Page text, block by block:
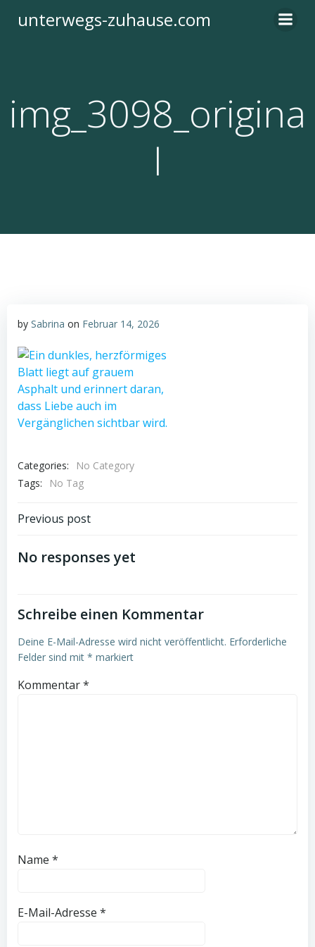
Inhalt
unterwegs-zuhause.com
img_3098_origina
l
by Sabrina on Februar 14, 2026
Categories:
No Category
Tags:
No Tag
Post
navigation
Previous post
No responses yet
Schreibe einen Kommentar
Deine E-Mail-Adresse wird nicht veröffentlicht. Erforderliche
Felder sind mit * markiert
Kommentar*
Name *
E-Mail-Adresse *